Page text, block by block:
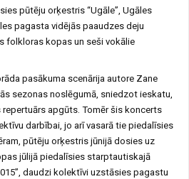
pūtēju orķestris “Ugāle”, Ugāles
pagasta vidējās paaudzes deju
folkloras kopas un seši vokālie
pasākuma scenārija autore Zane
sezonas noslēgumā, sniedzot ieskatu,
apgūts. Tomēr šis koncerts
darbībai, jo arī vasarā tie piedalīsies
pūtēju orķestris jūnijā dosies uz
jūlijā piedalīsies starptautiskajā
daudzi kolektīvi uzstāsies pagastu